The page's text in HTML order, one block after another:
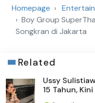
Homepage
Boy Group
Songkran di Jakarta
Related
Ussy
15 Tahun, Kini